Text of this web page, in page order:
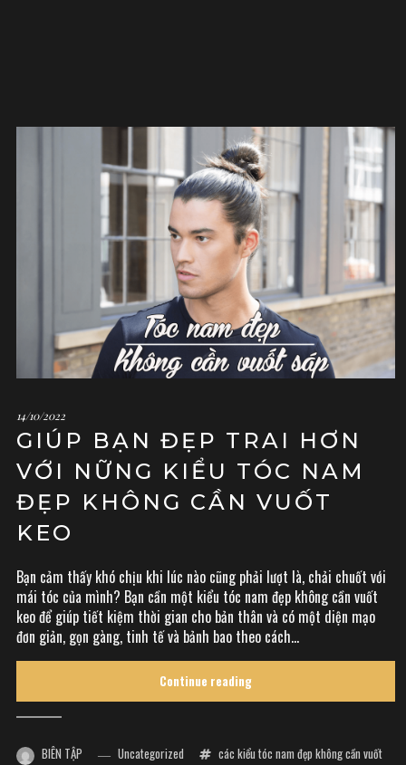
14/10/2022
GIÚP BẠN ĐẸP TRAI HƠN
VỚI NỮNG KIỂU TÓC NAM
ĐẸP KHÔNG CẦN VUỐT
KEO
Bạn cảm thấy khó chịu khi lúc nào cũng phải lượt là, chải chuốt với
mái tóc của mình? Bạn cần một kiểu tóc nam đẹp không cần vuốt
keo để giúp tiết kiệm thời gian cho bản thân và có một diện mạo
đơn giản, gọn gàng, tinh tế và bảnh bao theo cách...
Continue reading
BIÊN TẬP Uncategorized
các kiểu tóc nam đẹp không cần vuốt